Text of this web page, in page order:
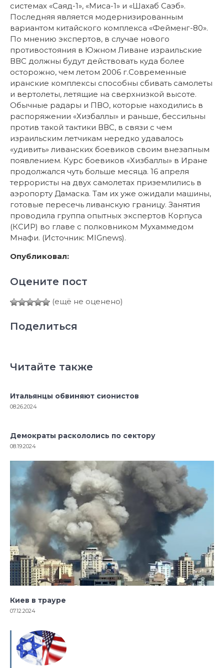
системах «Саяд-1», «Миса-1» и «Шахаб Саэб».
Последняя является модернизированным
вариантом китайского комплекса «Фейменг-80».
По мнению экспертов, в случае нового
противостояния в Южном Ливане израильские
ВВС должны будут действовать куда более
осторожно, чем летом 2006 г.Современные
иранские комплексы способны сбивать самолеты
и вертолеты, летящие на сверхнизкой высоте.
Обычные радары и ПВО, которые находились в
распоряжении «Хизбаллы» и раньше, бессильны
против такой тактики ВВС, в связи с чем
израильским летчикам нередко удавалось
«удивить» ливанских боевиков своим внезапным
появлением. Курс боевиков «Хизбаллы» в Иране
продолжался чуть больше месяца. 16 апреля
террористы на двух самолетах приземлились в
аэропорту Дамаска. Там их уже ожидали машины,
готовые пересечь ливанскую границу. Занятия
проводила группа опытных экспертов Корпуса
(КСИР) во главе с полковником Мухаммедом
Мнафи. (Источник: MIGnews).
Опубликовал:
Оцените пост
(ещё не оценено)
Поделиться
Читайте также
Итальянцы обвиняют сионистов
08.26.2024
Демократы раскололись по сектору
08.19.2024
Киев в трауре
07.12.2024